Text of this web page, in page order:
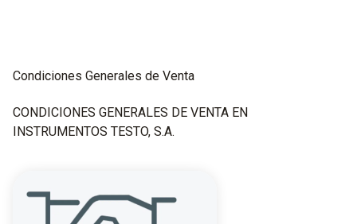
Condiciones Generales de Venta
CONDICIONES GENERALES DE VENTA EN
INSTRUMENTOS TESTO, S.A.